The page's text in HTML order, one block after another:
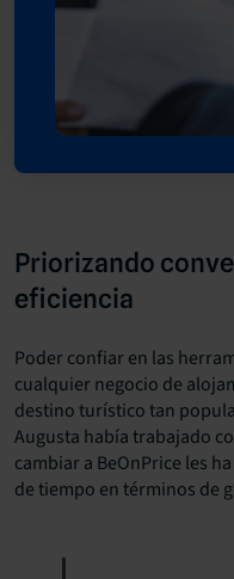
Priorizando
eficiencia
Poder confiar en las
cualquier negocio de
destino turístico tan
Augusta había trabajado
cambiar a BeOnPrice les
de tiempo en términos de